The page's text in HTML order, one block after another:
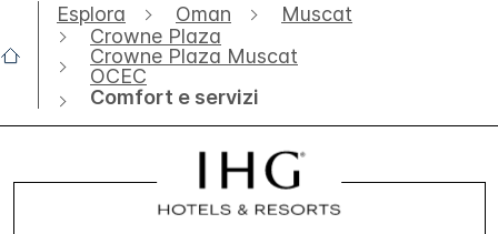
Esplora Oman
Muscat
Crowne Plaza
Crowne Plaza Muscat
OCEC
Comfort e servizi